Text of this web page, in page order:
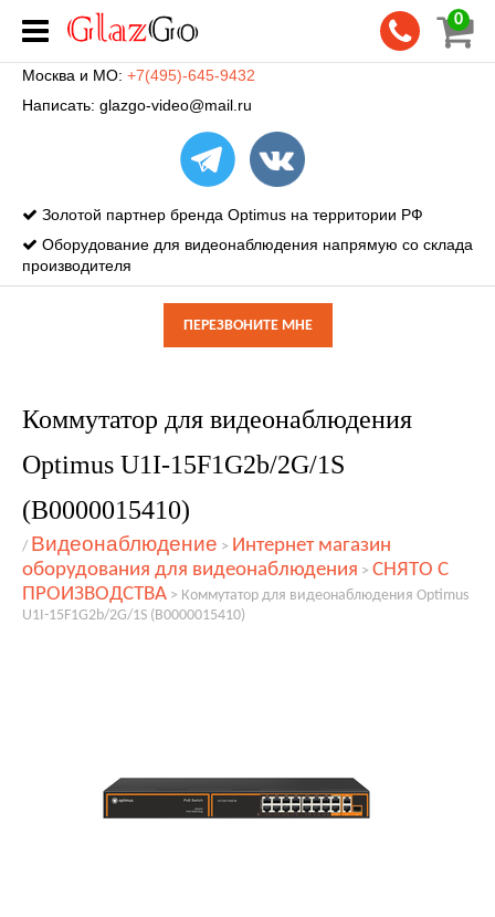
0
Москва и МО: +7(495)-645-9432
Написать: glazgo-video@mail.ru
Золотой партнер бренда Optimus на территории РФ
Оборудование для видеонаблюдения напрямую со склада
производителя
ПЕРЕЗВОНИТЕ МНЕ
Коммутатор для видеонаблюдения
Optimus U1I-15F1G2b/2G/1S
(В0000015410)
/ Видеонаблюдение > Интернет магазин
оборудования для видеонаблюдения > СНЯТО С
ПРОИЗВОДСТВА > Коммутатор для видеонаблюдения Optimus
U1I-15F1G2b/2G/1S (В0000015410)